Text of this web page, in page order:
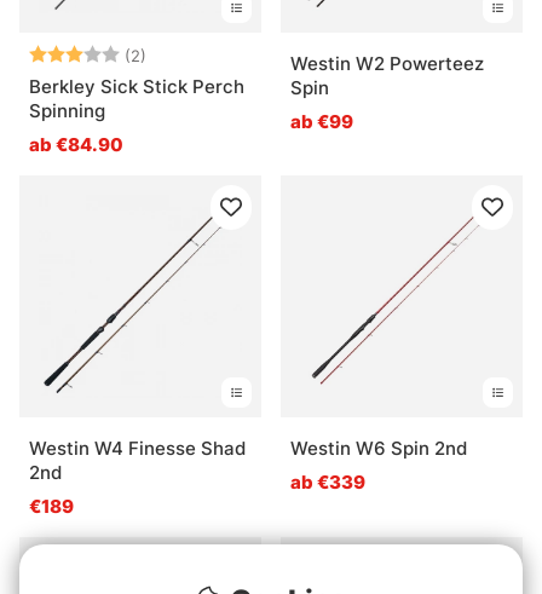
Bewertung:(2)
3.0 von 5 Sternen
Berkley Sick Stick Perch
Spinning
ab €84.90
Westin W2 Powerteez
Spin
ab €99
Westin W4 Finesse Shad
2nd
€189
Westin W6 Spin 2nd
ab €339